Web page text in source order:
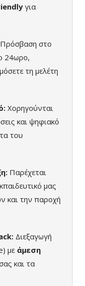
για
Πρόσβαση στο
24ωρο,
τη μελέτη
Χορηγούνται
και ψηφιακό
του
Παρέχεται
μας
και την παροχή
Διεξαγωγή
με άμεση
και τα